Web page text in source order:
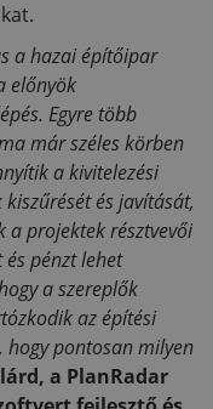
a hazai építőipar
előnyök
Egyre több
már széles körben
a kivitelezési
és javítását,
projektek résztvevői
pénzt lehet
a szereplők
az építési
hogy pontosan milyen
a PlanRadar